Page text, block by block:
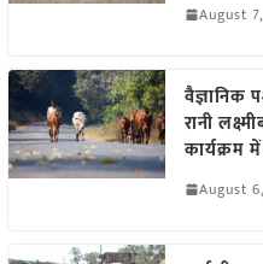
August
वैज्ञानिक
रानी
कार्यक्रम
August